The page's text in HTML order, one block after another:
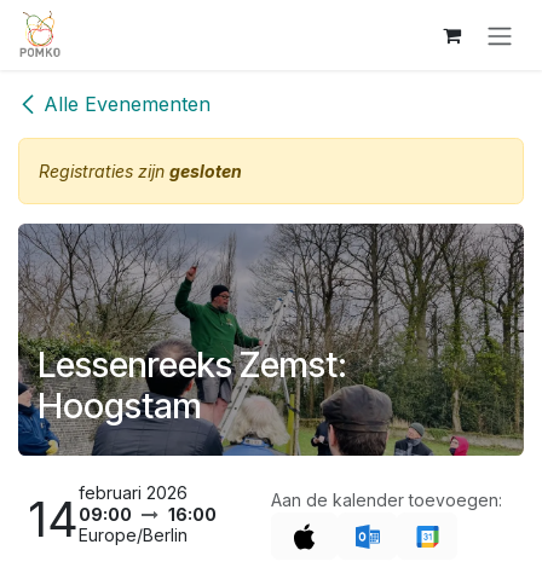
Overslaan naar inhoud
Alle Evenementen
Registraties zijn gesloten
Lessenreeks Zemst:
Hoogstam
14februari 2026
09:00
16:00
Europe/Berlin
Aan de kalender toevoegen: